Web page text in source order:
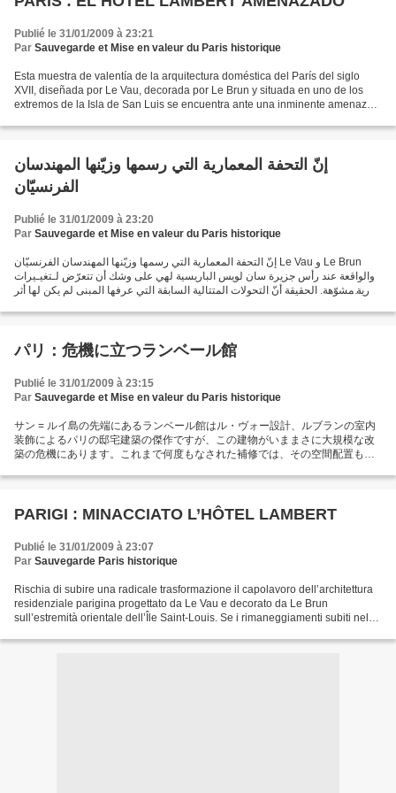
Publié le 31/01/2009 à 23:21
Par Sauvegarde et Mise en valeur du Paris historique
Esta muestra de valentía de la arquitectura doméstica del París del siglo
XVII, diseñada por Le Vau, decorada por Le Brun y situada en uno de los
extremos de la Isla de San Luis se encuentra ante una inminente amenaza
إنّ التحفة المعمارية التي رسمها وزيّنها المهندسان
الفرنسيّان
Publié le 31/01/2009 à 23:20
Par Sauvegarde et Mise en valeur du Paris historique
إنّ التحفة المعمارية التي رسمها وزيّنها المهندسان الفرنسيّان Le Vau و Le Brun
والواقعة عند رأس جزيرة سان لويس الباريسية لهي على وشك أن تتعرّض لـتغيـيرات
جذرية مشوّهة. الحقيقة أنّ التحولات المتتالية السابقة التي عرفها المبنى لم يكن لها أثر
パリ：危機に立つランベール館
Publié le 31/01/2009 à 23:15
Par Sauvegarde et Mise en valeur du Paris historique
サン = ルイ島の先端にあるランベール館はル・ヴォー設計、ルブランの室内
装飾によるパリの邸宅建築の傑作ですが、この建物がいままさに大規模な改
築の危機にあります。これまで何度もなされた補修では、その空間配置も、
では、１７世紀の建築を贅沢な資金による高級住宅の経営方針に従わせ、そ
ることは、重大な破壊を引き起こします。また配管、空調、エレベーターを
は必至です。敷地内にあらゆるものを詰め込んでしまえば、当初の姿をとど
める地面と地階が犠牲になります。また駐車場への通路を設けるためにセー
ヌ川沿いの擁壁に入口がつけられると、空中庭園が崩壊するおそれもありま
PARIGI : MINACCIATO L’HÔTEL LAMBERT
Publié le 31/01/2009 à 23:07
Par Sauvegarde Paris historique
Rischia di subire una radicale trasformazione il capolavoro dell’architettura
residenziale parigina progettato da Le Vau e decorato da Le Brun
sull’estremità orientale dell’Île Saint-Louis. Se i rimaneggiamenti subiti nel